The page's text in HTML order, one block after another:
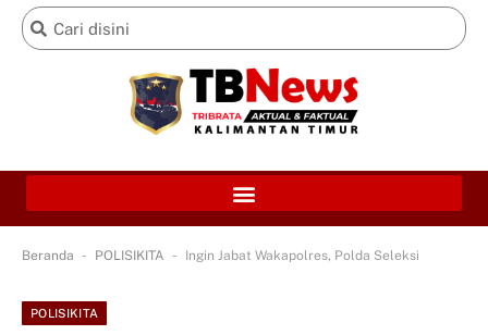
Beranda - POLISIKITA - Ingin Jabat Wakapolres, Polda Seleksi
POLISIKITA